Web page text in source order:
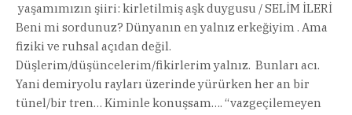
yaşamımızın şiiri: kirletilmiş aşk duygusu / SELİM İLERİ
Beni mi sordunuz? Dünyanın en yalnız erkeğiyim . Ama
fiziki ve ruhsal açıdan değil.
Düşlerim/düşüncelerim/fikirlerim yalnız. Bunları acı.
Yani demiryolu rayları üzerinde yürürken her an bir
tünel/bir tren… Kiminle konuşsam…. “vazgeçilemeyen